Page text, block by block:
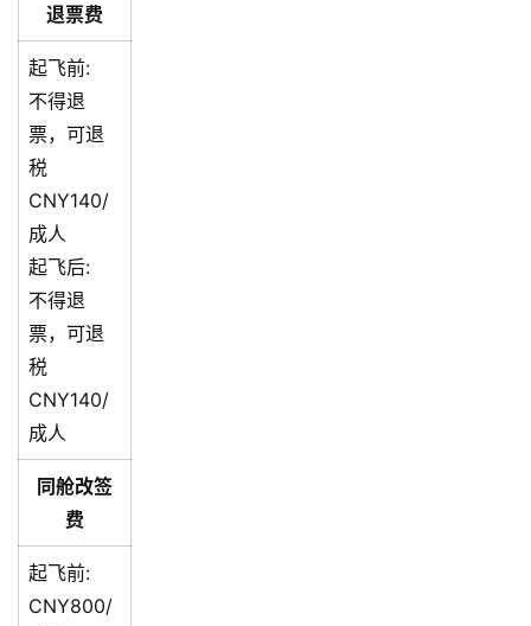
退票费
起飞前:
不得退
票，可退
税
CNY140/
成人
起飞后:
不得退
票，可退
税
CNY140/
成人
同舱改签
费
起飞前:
CNY800/